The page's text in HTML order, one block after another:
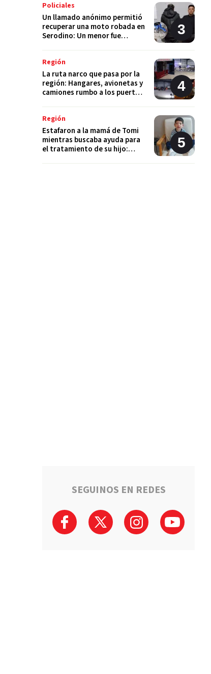
Policiales
Un llamado anónimo permitió
recuperar una moto robada en
Serodino: Un menor fue
Región
La ruta narco que pasa por la
región: Hangares, avionetas y
camiones rumbo a los puertos
Región
Estafaron a la mamá de Tomi
mientras buscaba ayuda para
el tratamiento de su hijo:
SEGUINOS EN REDES